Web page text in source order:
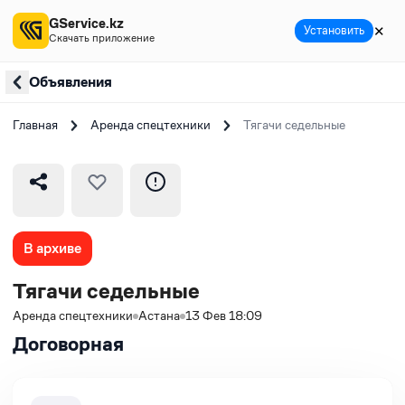
Объявления
Главная Аренда спецтехники Тягачи седельные
В архиве
Тягачи седельные
Аренда спецтехники Астана 13 Фев 18:09
Договорная
GService.kz
Скачать приложение Установить ✕